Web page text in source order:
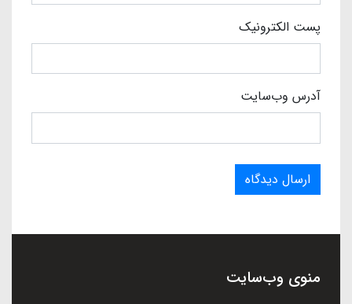
پست الکترونیک
آدرس وب‌سایت
ارسال دیدگاه
منوی وب‌سایت